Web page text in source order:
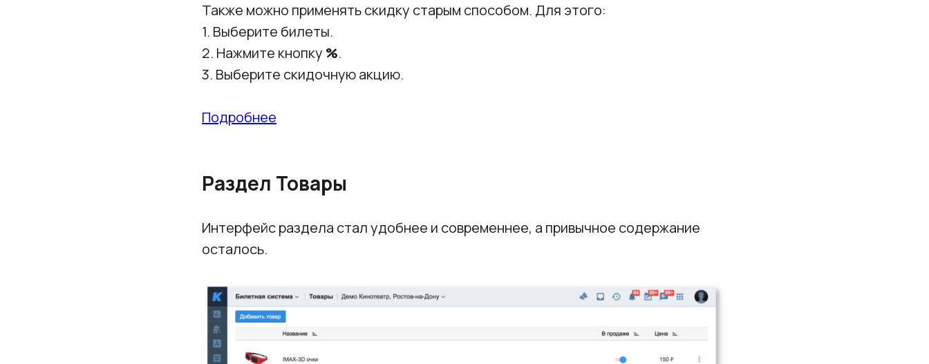
Также можно применять скидку старым способом. Для этого:
1. Выберите билеты.
2. Нажмите кнопку %.
3. Выберите скидочную акцию.
Подробнее
Раздел Товары
Интерфейс раздела стал удобнее и современнее, а привычное содержание
осталось.